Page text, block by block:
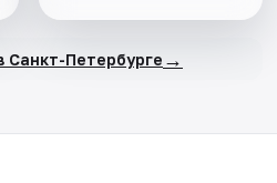
Санкт-Петербурге →